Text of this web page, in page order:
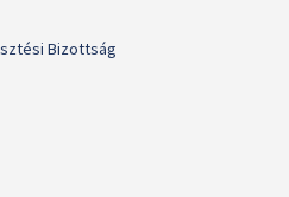
Bizottság